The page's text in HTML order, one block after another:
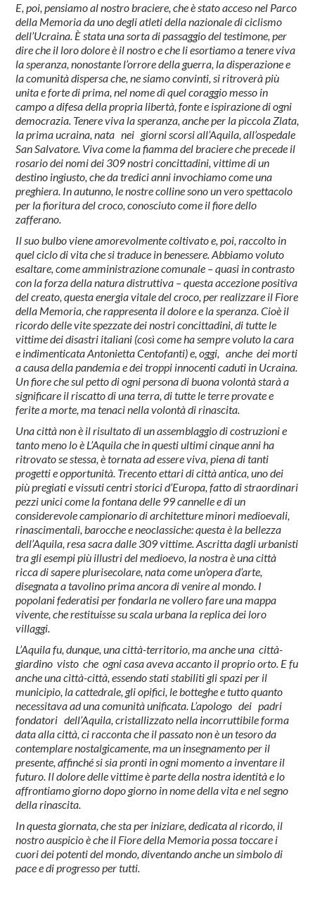
E, poi, pensiamo al nostro braciere, che è stato acceso nel Parco
della Memoria da uno degli atleti della nazionale di ciclismo
dell’Ucraina. È stata una sorta di passaggio del testimone, per
dire che il loro dolore è il nostro e che li esortiamo a tenere viva
la speranza, nonostante l’orrore della guerra, la disperazione e
la comunità dispersa che, ne siamo convinti, si ritroverà più
unita e forte di prima, nel nome di quel coraggio messo in
campo a difesa della propria libertà, fonte e ispirazione di ogni
democrazia. Tenere viva la speranza, anche per la piccola Zlata,
la prima ucraina, nata nei giorni scorsi all’Aquila, all’ospedale
San Salvatore. Viva come la fiamma del braciere che precede il
rosario dei nomi dei 309 nostri concittadini, vittime di un
destino ingiusto, che da tredici anni invochiamo come una
preghiera. In autunno, le nostre colline sono un vero spettacolo
per la fioritura del croco, conosciuto come il fiore dello
zafferano.
Il suo bulbo viene amorevolmente coltivato e, poi, raccolto in
quel ciclo di vita che si traduce in benessere. Abbiamo voluto
esaltare, come amministrazione comunale – quasi in contrasto
con la forza della natura distruttiva – questa accezione positiva
del creato, questa energia vitale del croco, per realizzare il Fiore
della Memoria, che rappresenta il dolore e la speranza. Cioè il
ricordo delle vite spezzate dei nostri concittadini, di tutte le
vittime dei disastri italiani (così come ha sempre voluto la cara
e indimenticata Antonietta Centofanti) e, oggi, anche dei morti
a causa della pandemia e dei troppi innocenti caduti in Ucraina.
Un fiore che sul petto di ogni persona di buona volontà starà a
significare il riscatto di una terra, di tutte le terre provate e
ferite a morte, ma tenaci nella volontà di rinascita.
Una città non è il risultato di un assemblaggio di costruzioni e
tanto meno lo è L’Aquila che in questi ultimi cinque anni ha
ritrovato se stessa, è tornata ad essere viva, piena di tanti
progetti e opportunità. Trecento ettari di città antica, uno dei
più pregiati e vissuti centri storici d’Europa, fatto di straordinari
pezzi unici come la fontana delle 99 cannelle e di un
considerevole campionario di architetture minori medioevali,
rinascimentali, barocche e neoclassiche: questa è la bellezza
dell’Aquila, resa sacra dalle 309 vittime. Ascritta dagli urbanisti
tra gli esempi più illustri del medioevo, la nostra è una città
ricca di sapere plurisecolare, nata come un’opera d’arte,
disegnata a tavolino prima ancora di venire al mondo. I
popolani federatisi per fondarla ne vollero fare una mappa
vivente, che restituisse su scala urbana la replica dei loro
villaggi.
L’Aquila fu, dunque, una città-territorio, ma anche una città-
giardino visto che ogni casa aveva accanto il proprio orto. E fu
anche una città-città, essendo stati stabiliti gli spazi per il
municipio, la cattedrale, gli opifici, le botteghe e tutto quanto
necessitava ad una comunità unificata. L’apologo dei padri
fondatori dell’Aquila, cristallizzato nella incorruttibile forma
data alla città, ci racconta che il passato non è un tesoro da
contemplare nostalgicamente, ma un insegnamento per il
presente, affinché si sia pronti in ogni momento a inventare il
futuro. Il dolore delle vittime è parte della nostra identità e lo
affrontiamo giorno dopo giorno in nome della vita e nel segno
della rinascita.
In questa giornata, che sta per iniziare, dedicata al ricordo, il
nostro auspicio è che il Fiore della Memoria possa toccare i
cuori dei potenti del mondo, diventando anche un simbolo di
pace e di progresso per tutti.